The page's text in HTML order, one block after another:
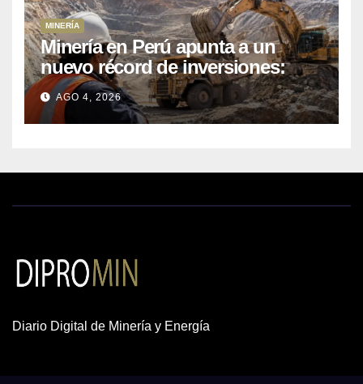
MINERÍA
Minería en Perú apunta a un
nuevo récord de inversiones:
crecen los petitorios y el FMI
insta a destrabar proyectos
AGO 4, 2026
Diario Digital de Minería y Energía